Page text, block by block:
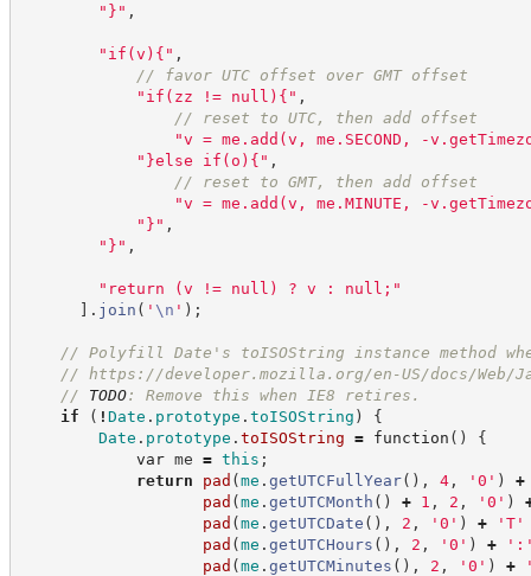
" } " ,
" if(v){ " ,
// favor UTC offset over GMT offset
" if(zz != null){ " ,
// reset to UTC, then add offset
"v = me.add(v, me.SECOND, -
" }else if(o){ " ,
// reset to GMT, then add offset
"v = me.add(v, me.MINUTE, -
" } " ,
" } " ,
" return (v != null) ? v : null; "
] . join ( ' \n ' ) ;
// Polyfill Date's toISOString instance method
//
https://developer.mozilla.org/en-US/docs/Web/
//
TODO: Remove this when IE8 retires.
if
( ! Date . prototype . toISOString )
{
Date . prototype . toISOString = function ( )
{
var me = this ;
return
pad (me . getUTCFullYear( ) , 4, ' 0 ' )
+
pad (me . getUTCMonth ( ) + 1 , 2 , ' 0 ' )
pad (me . getUTCDate ( ) , 2 , ' 0 ' ) + ' T'
pad (me . getUTCHours ( ) , 2 , ' 0 ' ) + ' :
pad (me . getUTCMinutes ( ) , 2 , ' 0 ' ) +